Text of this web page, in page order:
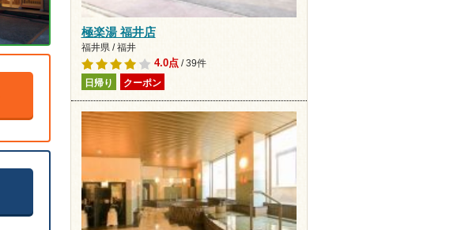
極楽湯 福井店
福井県 / 福井
4.0点/ 39件
日帰り クーポン